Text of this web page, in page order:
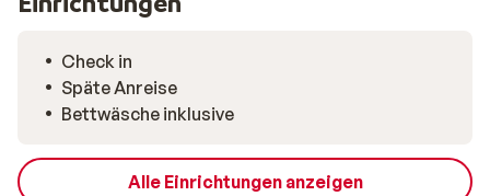
Check in
Späte Anreise
Bettwäsche inklusive
Alle Einrichtungen anzeigen